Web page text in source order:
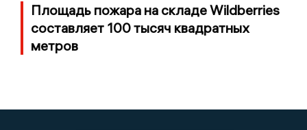
Площадь пожара на складе Wildberries
составляет 100 тысяч квадратных
метров